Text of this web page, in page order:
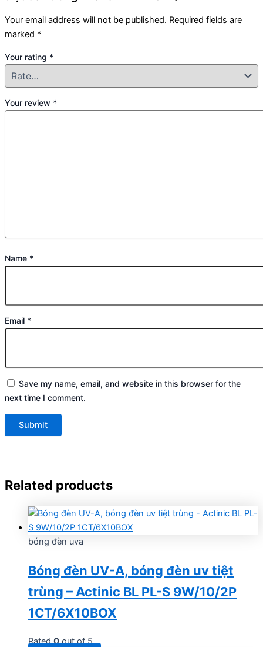
Your email address will not be published. Required fields are
marked *
Your rating *
Your review *
Name *
Email *
Save my name, email, and website in this browser for the
next time I comment.
Related products
bóng đèn uva
Bóng đèn UV-A, bóng đèn uv tiệt
trùng – Actinic BL PL-S 9W/10/2P
1CT/6X10BOX
Rated0out of 5